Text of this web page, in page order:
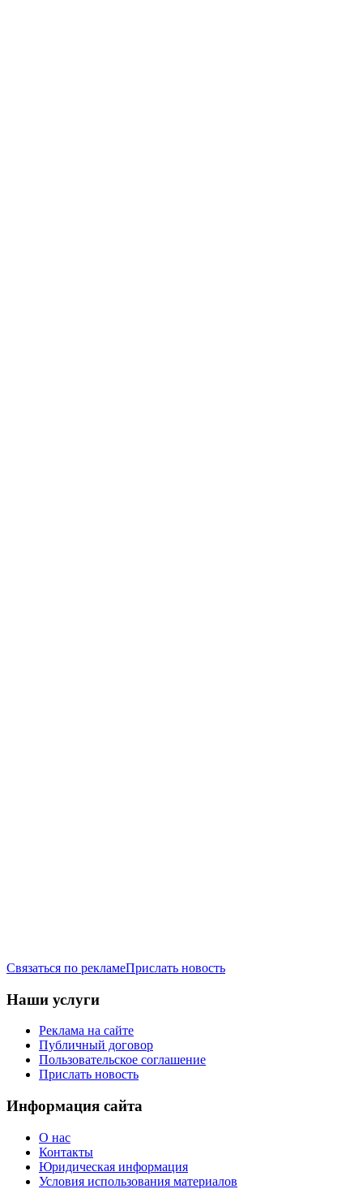
Связаться по рекламеПрислать новость
Наши услуги
Реклама на сайте
Публичный договор
Пользовательское соглашение
Прислать новость
Информация сайта
О нас
Контакты
Юридическая информация
Условия использования материалов